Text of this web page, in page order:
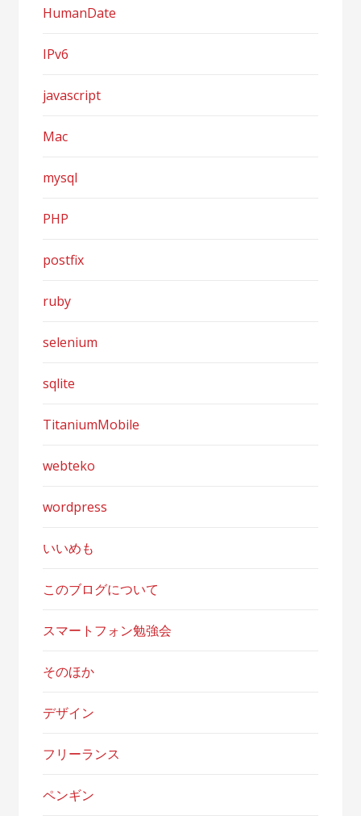
HumanDate
IPv6
javascript
Mac
mysql
PHP
postfix
ruby
selenium
sqlite
TitaniumMobile
webteko
wordpress
いいめも
このブログについて
スマートフォン勉強会
そのほか
デザイン
フリーランス
ペンギン